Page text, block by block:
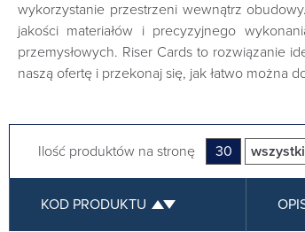
wykorzystanie przestrzeni wewnątrz
jakości materiałów i precyzyjnego
przemysłowych. Riser Cards to rozwiązanie
naszą ofertę i przekonaj się, jak łatwo można
Ilość produktów na stronę 30
KOD PRODUKTU